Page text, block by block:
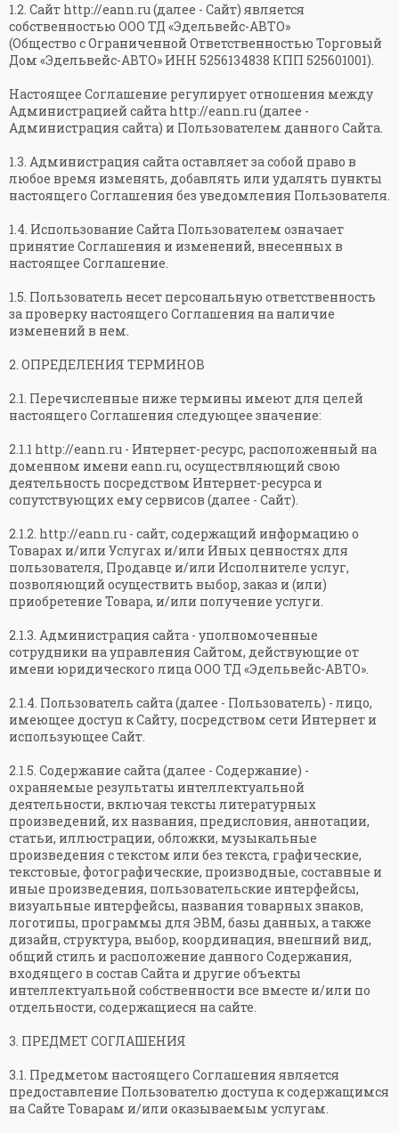
1.2. Сайт http://eann.ru (далее - Сайт) является
собственностью ООО ТД «Эдельвейс-АВТО»
(Общество с Ограниченной Ответственностью Торговый
Дом «Эдельвейс-АВТО» ИНН 5256134838 КПП 525601001).
Настоящее Соглашение регулирует отношения между
Администрацией сайта http://eann.ru (далее -
Администрация сайта) и Пользователем данного Сайта.
1.3. Администрация сайта оставляет за собой право в
любое время изменять, добавлять или удалять пункты
настоящего Соглашения без уведомления Пользователя.
1.4. Использование Сайта Пользователем означает
принятие Соглашения и изменений, внесенных в
настоящее Соглашение.
1.5. Пользователь несет персональную ответственность
за проверку настоящего Соглашения на наличие
изменений в нем.
2. ОПРЕДЕЛЕНИЯ ТЕРМИНОВ
2.1. Перечисленные ниже термины имеют для целей
настоящего Соглашения следующее значение:
2.1.1 http://eann.ru - Интернет-ресурс, расположенный на
доменном имени eann.ru, осуществляющий свою
деятельность посредством Интернет-ресурса и
сопутствующих ему сервисов (далее - Сайт).
2.1.2. http://eann.ru - сайт, содержащий информацию о
Товарах и/или Услугах и/или Иных ценностях для
пользователя, Продавце и/или Исполнителе услуг,
позволяющий осуществить выбор, заказ и (или)
приобретение Товара, и/или получение услуги.
2.1.3. Администрация сайта - уполномоченные
сотрудники на управления Сайтом, действующие от
имени юридического лица ООО ТД «Эдельвейс-АВТО».
2.1.4. Пользователь сайта (далее - Пользователь) - лицо,
имеющее доступ к Сайту, посредством сети Интернет и
использующее Сайт.
2.1.5. Содержание сайта (далее - Содержание) -
охраняемые результаты интеллектуальной
деятельности, включая тексты литературных
произведений, их названия, предисловия, аннотации,
статьи, иллюстрации, обложки, музыкальные
произведения с текстом или без текста, графические,
текстовые, фотографические, производные, составные и
иные произведения, пользовательские интерфейсы,
визуальные интерфейсы, названия товарных знаков,
логотипы, программы для ЭВМ, базы данных, а также
дизайн, структура, выбор, координация, внешний вид,
общий стиль и расположение данного Содержания,
входящего в состав Сайта и другие объекты
интеллектуальной собственности все вместе и/или по
отдельности, содержащиеся на сайте.
3. ПРЕДМЕТ СОГЛАШЕНИЯ
3.1. Предметом настоящего Соглашения является
предоставление Пользователю доступа к содержащимся
на Сайте Товарам и/или оказываемым услугам.